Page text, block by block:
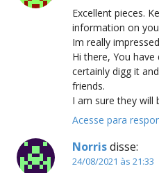
Excellent pieces.
information on
Im really
Hi there, You
certainly digg it
friends.
I am sure they will
Acesse para
Norrisdisse:
24/08/2021 às 21:33